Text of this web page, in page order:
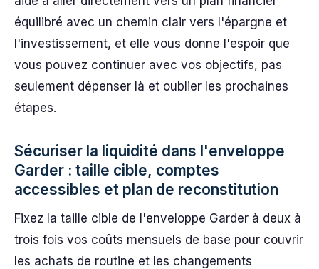
équilibré avec un chemin clair vers l'épargne et
l'investissement, et elle vous donne l'espoir que
vous pouvez continuer avec vos objectifs, pas
seulement dépenser là et oublier les prochaines
étapes.
Sécuriser la liquidité dans l'enveloppe
Garder : taille cible, comptes
accessibles et plan de reconstitution
Fixez la taille cible de l'enveloppe Garder à deux à
trois fois vos coûts mensuels de base pour couvrir
les achats de routine et les changements